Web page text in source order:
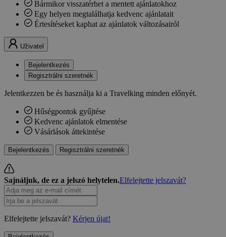
Bármikor visszatérhet a mentett ajánlatokhoz
Egy helyen megtalálhatja kedvenc ajánlatait
Értesítéseket kaphat az ajánlatok változásairól
Uživatel
Bejelentkezés
Regisztrálni szeretnék
Jelentkezzen be és használja ki a Travelking minden előnyét.
Hűségpontok gyűjtése
Kedvenc ajánlatok elmentése
Vásárlások áttekintése
Bejelentkezés Regisztrálni szeretnék
Sajnáljuk, de ez a jelszó helytelen.Elfelejtette jelszavát?
Elfelejtette jelszavát? Kérjen újat!